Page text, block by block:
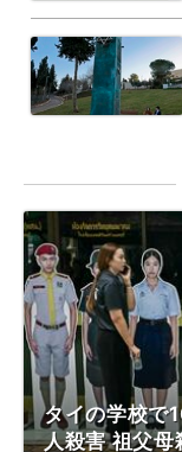
タイの学校で
人殺害 祖父母